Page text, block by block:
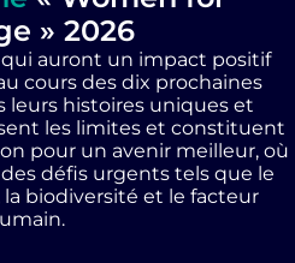
» 2026
auront un impact positif
cours des dix prochaines
leurs histoires uniques et
les limites et constituent
pour un avenir meilleur, où
défis urgents tels que le
la biodiversité et le facteur